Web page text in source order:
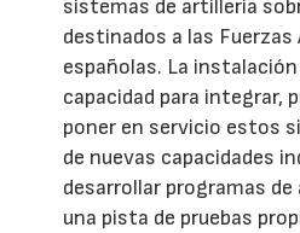
sistemas de artillería
destinados a las Fuerzas
españolas. La
capacidad para integrar,
poner en servicio estos
de nuevas capacidades
desarrollar programas
una pista de pruebas